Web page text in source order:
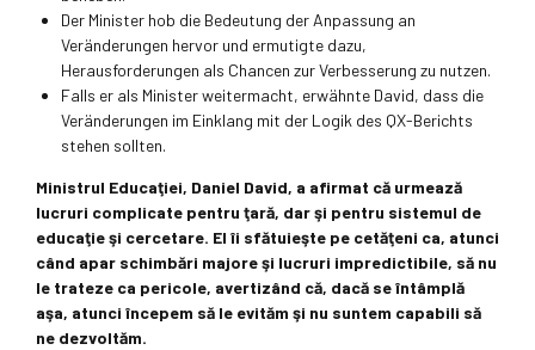
Der Minister hob die Bedeutung der Anpassung an
Veränderungen hervor und ermutigte dazu,
Herausforderungen als Chancen zur Verbesserung zu nutzen.
Falls er als Minister weitermacht, erwähnte David, dass die
Veränderungen im Einklang mit der Logik des QX-Berichts
stehen sollten.
Ministrul Educaţiei, Daniel David, a afirmat că urmează
lucruri complicate pentru ţară, dar şi pentru sistemul de
educaţie şi cercetare. El îi sfătuieşte pe cetăţeni ca, atunci
când apar schimbări majore şi lucruri impredictibile, să nu
le trateze ca pericole, avertizând că, dacă se întâmplă
aşa, atunci începem să le evităm şi nu suntem capabili să
ne dezvoltăm.